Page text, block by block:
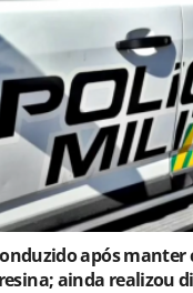
após manter
ainda realizou